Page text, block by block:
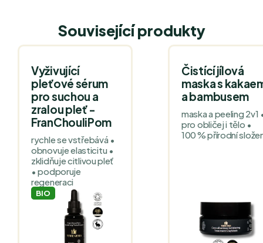
Související produkty
Vyživující
pleťové sérum
pro suchou a
zralou pleť -
FranChouliPom
rychle se vstřebává •
obnovuje elasticitu •
zklidňuje citlivou pleť
• podporuje
regeneraci
BIO
Čistící jílová
maska s
a bambusem
maska a peeling 2v1
pro obličej i tělo •
100 % přírodní